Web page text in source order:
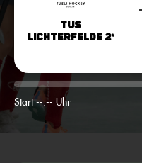
TuS
Lichterfelde 2*
Start --:-- Uhr